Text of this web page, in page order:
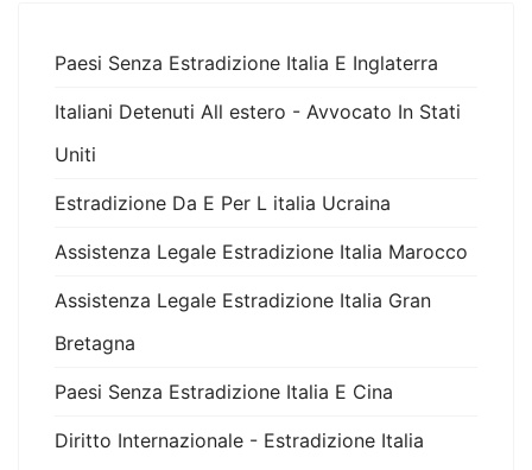
Paesi Senza Estradizione Italia E Inglaterra
Italiani Detenuti All estero - Avvocato In Stati
Uniti
Estradizione Da E Per L italia Ucraina
Assistenza Legale Estradizione Italia Marocco
Assistenza Legale Estradizione Italia Gran
Bretagna
Paesi Senza Estradizione Italia E Cina
Diritto Internazionale - Estradizione Italia